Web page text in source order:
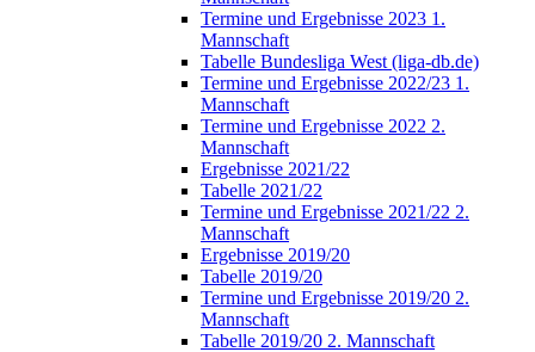
Termine und Ergebnisse 2023 1.
Mannschaft
Tabelle Bundesliga West (liga-db.de)
Termine und Ergebnisse 2022/23 1.
Mannschaft
Termine und Ergebnisse 2022 2.
Mannschaft
Ergebnisse 2021/22
Tabelle 2021/22
Termine und Ergebnisse 2021/22 2.
Mannschaft
Ergebnisse 2019/20
Tabelle 2019/20
Termine und Ergebnisse 2019/20 2.
Mannschaft
Tabelle 2019/20 2. Mannschaft